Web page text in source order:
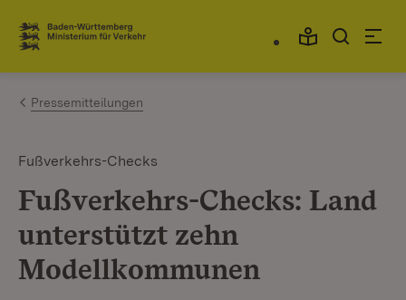
Zum Inhalt springen
Link zur Startseite
Pressemitteilungen
Fußverkehrs-Checks
Fußverkehrs-Checks: Land
unterstützt zehn
Modellkommunen